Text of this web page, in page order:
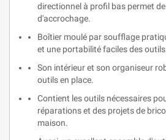
directionnel à profil bas permet
d'accrochage.
Boîtier moulé par soufflage
et une portabilité faciles des outils.
Son intérieur et son organiseur
outils en place.
Contient les outils nécessaires
réparations et des projets de
maison.